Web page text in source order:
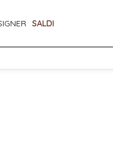
SALDI